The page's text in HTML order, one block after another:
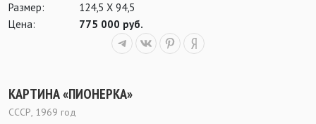
Размер:
124,5 Х 94,5
Цена:
775 000 руб.
КАРТИНА «ПИОНЕРКА»
СССР, 1969 год